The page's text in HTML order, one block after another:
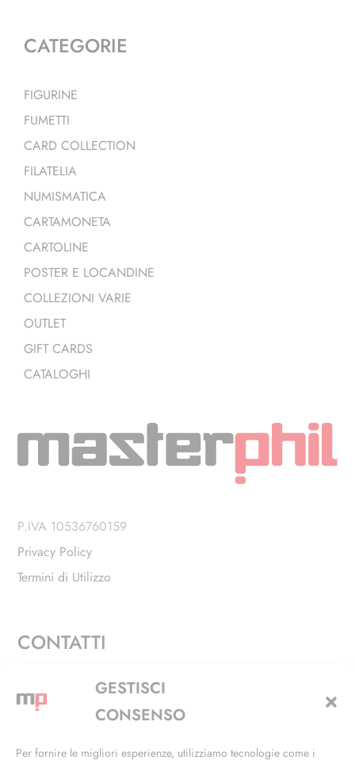
GESTISCI
CONSENSO
Per fornire le migliori esperienze, utilizziamo tecnologie come i
CATEGORIE
FIGURINE
FUMETTI
CARD COLLECTION
FILATELIA
NUMISMATICA
CARTAMONETA
CARTOLINE
POSTER E LOCANDINE
COLLEZIONI VARIE
OUTLET
GIFT CARDS
CATALOGHI
P.IVA 10536760159
Privacy Policy
Termini di Utilizzo
CONTATTI
Via Alfieri, 27 - Trezzano Sul Naviglio (MI)
+39 02 4846 3155